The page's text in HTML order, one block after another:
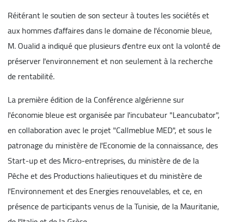
Réitérant le soutien de son secteur à toutes les sociétés et
aux hommes d'affaires dans le domaine de l'économie bleue,
M. Oualid a indiqué que plusieurs d'entre eux ont la volonté de
préserver l'environnement et non seulement à la recherche
de rentabilité.
La première édition de la Conférence algérienne sur
l'économie bleue est organisée par l'incubateur "Leancubator",
en collaboration avec le projet "Callmeblue MED", et sous le
patronage du ministère de l'Economie de la connaissance, des
Start-up et des Micro-entreprises, du ministère de de la
Pêche et des Productions halieutiques et du ministère de
l'Environnement et des Energies renouvelables, et ce, en
présence de participants venus de la Tunisie, de la Mauritanie,